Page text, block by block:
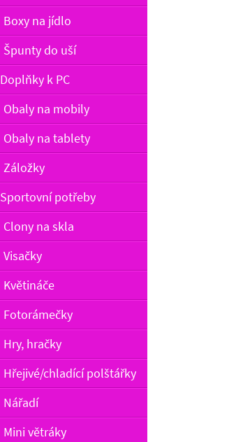
Boxy na jídlo
Špunty do uší
Doplňky k PC
Obaly na mobily
Obaly na tablety
Záložky
Sportovní potřeby
Clony na skla
Visačky
Květináče
Fotorámečky
Hry, hračky
Hřejivé/chladící polštářky
Nářadí
Mini větráky